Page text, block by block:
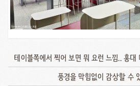
테이블쪽에서 찍어 보면 뭐 요런 느낌.. 홍
풍경을 막힘없이 감상할 수